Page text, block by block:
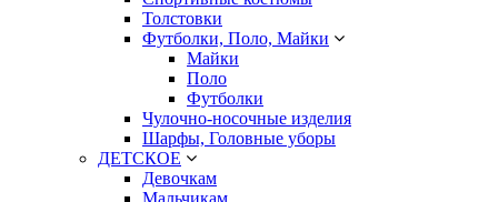
Толстовки
Футболки, Поло, Майки
Майки
Поло
Футболки
Чулочно-носочные изделия
Шарфы, Головные уборы
ДЕТСКОЕ
Девочкам
Мальчикам